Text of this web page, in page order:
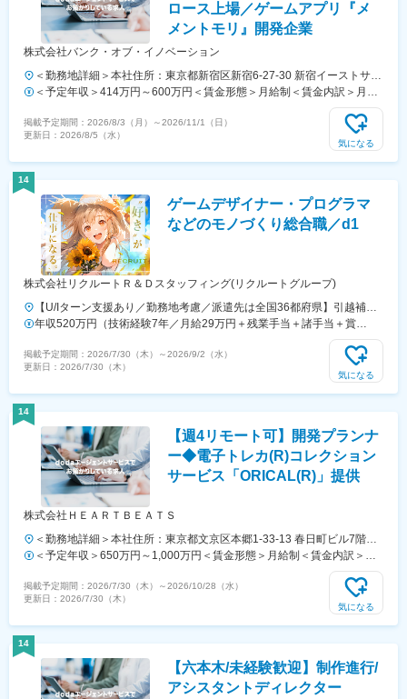
ロース上場／ゲームアプリ『メ
メントモリ』開発企業
株式会社バンク・オブ・イノベーション
＜勤務地詳細＞本社住所：東京都新宿区新宿6-27-30 新宿イーストサイ
ドスクエア3F勤務地最寄駅：東京メトロ副都心線／東新宿駅受動喫煙
対策：屋内全面禁煙変更の範囲：東京都新宿区新宿6-27-30 新宿イー
ストサイドスクエア6F
＜予定年収＞414万円～600万円＜賃金形態＞月給制＜賃金内訳＞月額
（基本給）：290,526円～421,053円固定残業手当/月：54,474円～
78,947円（固定残業時間24時間0分/月）超過した時間外労働の残業手
当は追加支給＜月給＞345,000円～500,000円（一律手当を含む）＜昇
た表記です。
掲載予定期間： 2026/8/3（月） ～2026/11/1（日）
更新日： 2026/8/5（水）
気になる
14
ゲームデザイナー・プログラマ
などのモノづくり総合職／d1
株式会社リクルートＲ＆Ｄスタッフィング(リクルートグループ)
【U/Iターン支援あり／勤務地考慮／派遣先は全国36都府県】引越補
助、社員寮、住宅手当制度あり。U/Iターンも歓迎です！■東北エリア／
青森・岩手・宮城・秋田・山形・福島 ■関東エリア／東京・埼玉・神奈
川・千葉・茨城・栃木・群馬 ■北信越エリア／長野・山梨・福井 ■東海
エリア／静岡・愛知・三重・岐阜 ■関西エリア／大阪・京都・奈良・兵
年収520万円（技術経験7年／月給29万円＋残業手当＋諸手当＋賞
与） 年収420万円（技術経験3年／月給24万円＋残業手当＋諸手当＋
賞与）
掲載予定期間： 2026/7/30（木） ～2026/9/2（水）
更新日： 2026/7/30（木）
気になる
14
【週4リモート可】開発プランナ
ー◆電子トレカ(R)コレクション
サービス「ORICAL(R)」提供
株式会社ＨＥＡＲＴＢＥＡＴＳ
＜勤務地詳細＞本社住所：東京都文京区本郷1-33-13 春日町ビル7階勤
務地最寄駅：東京メトロ丸ノ内線／後楽園駅受動喫煙対策：屋内全面禁
＜予定年収＞650万円～1,000万円＜賃金形態＞月給制＜賃金内訳＞月
額（基本給）：393,000円～629,533円固定残業手当/月：134,865円～
203,800円（固定残業時間45時間0分/月）超過した時間外労働の残業手
当は追加支給＜月給＞527,865円～833,333円（一律手当を含む）＜昇
掲載予定期間： 2026/7/30（木） ～2026/10/28（水）
更新日： 2026/7/30（木）
気になる
14
【六本木/未経験歓迎】制作進行/
アシスタントディレクター